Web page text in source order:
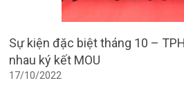
Sự kiện đặc biệt tháng 10 –
nhau ký kết MOU
17/10/2022